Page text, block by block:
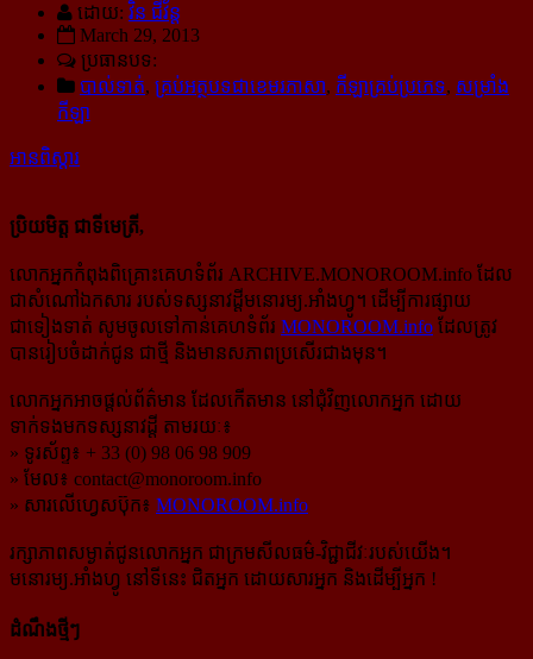
ដោយ: វិន ជីវ័ន្ត
March 29, 2013
ប្រធានបទ:
បាល់ទាត់, គ្រប់អត្ថបទជាខេមរភាសា, កីឡាគ្រប់ប្រភេទ, សម្រាំង
កីឡា
អានពិស្ដារ
ប្រិយមិត្ត ជាទីមេត្រី,
លោកអ្នកកំពុងពិគ្រោះគេហទំព័រ ARCHIVE.MONOROOM.info ដែល
ជាសំណៅឯកសារ របស់ទស្សនាវដ្ដីមនោរម្យ.អាំងហ្វូ។ ដើម្បីការផ្សាយ
ជាទៀងទាត់ សូមចូលទៅកាន់​គេហទំព័រ MONOROOM.info ដែលត្រូវ
បានរៀបចំដាក់ជូន ជាថ្មី និងមានសភាពប្រសើរជាងមុន។
លោកអ្នកអាចផ្ដល់ព័ត៌មាន ដែលកើតមាន នៅជុំវិញលោកអ្នក ដោយ
ទាក់ទងមកទស្សនាវដ្ដី តាមរយៈ៖
» ទូរស័ព្ទ៖ + 33 (0) 98 06 98 909
» មែល៖ contact@monoroom.info
» សារលើហ្វេសប៊ុក៖ MONOROOM.info
រក្សាភាពសម្ងាត់ជូនលោកអ្នក ជាក្រមសីលធម៌-​វិជ្ជាជីវៈ​របស់យើង។
មនោរម្យ.អាំងហ្វូ នៅទីនេះ ជិតអ្នក ដោយសារអ្នក និងដើម្បីអ្នក !
ដំណឹងថ្មីៗ